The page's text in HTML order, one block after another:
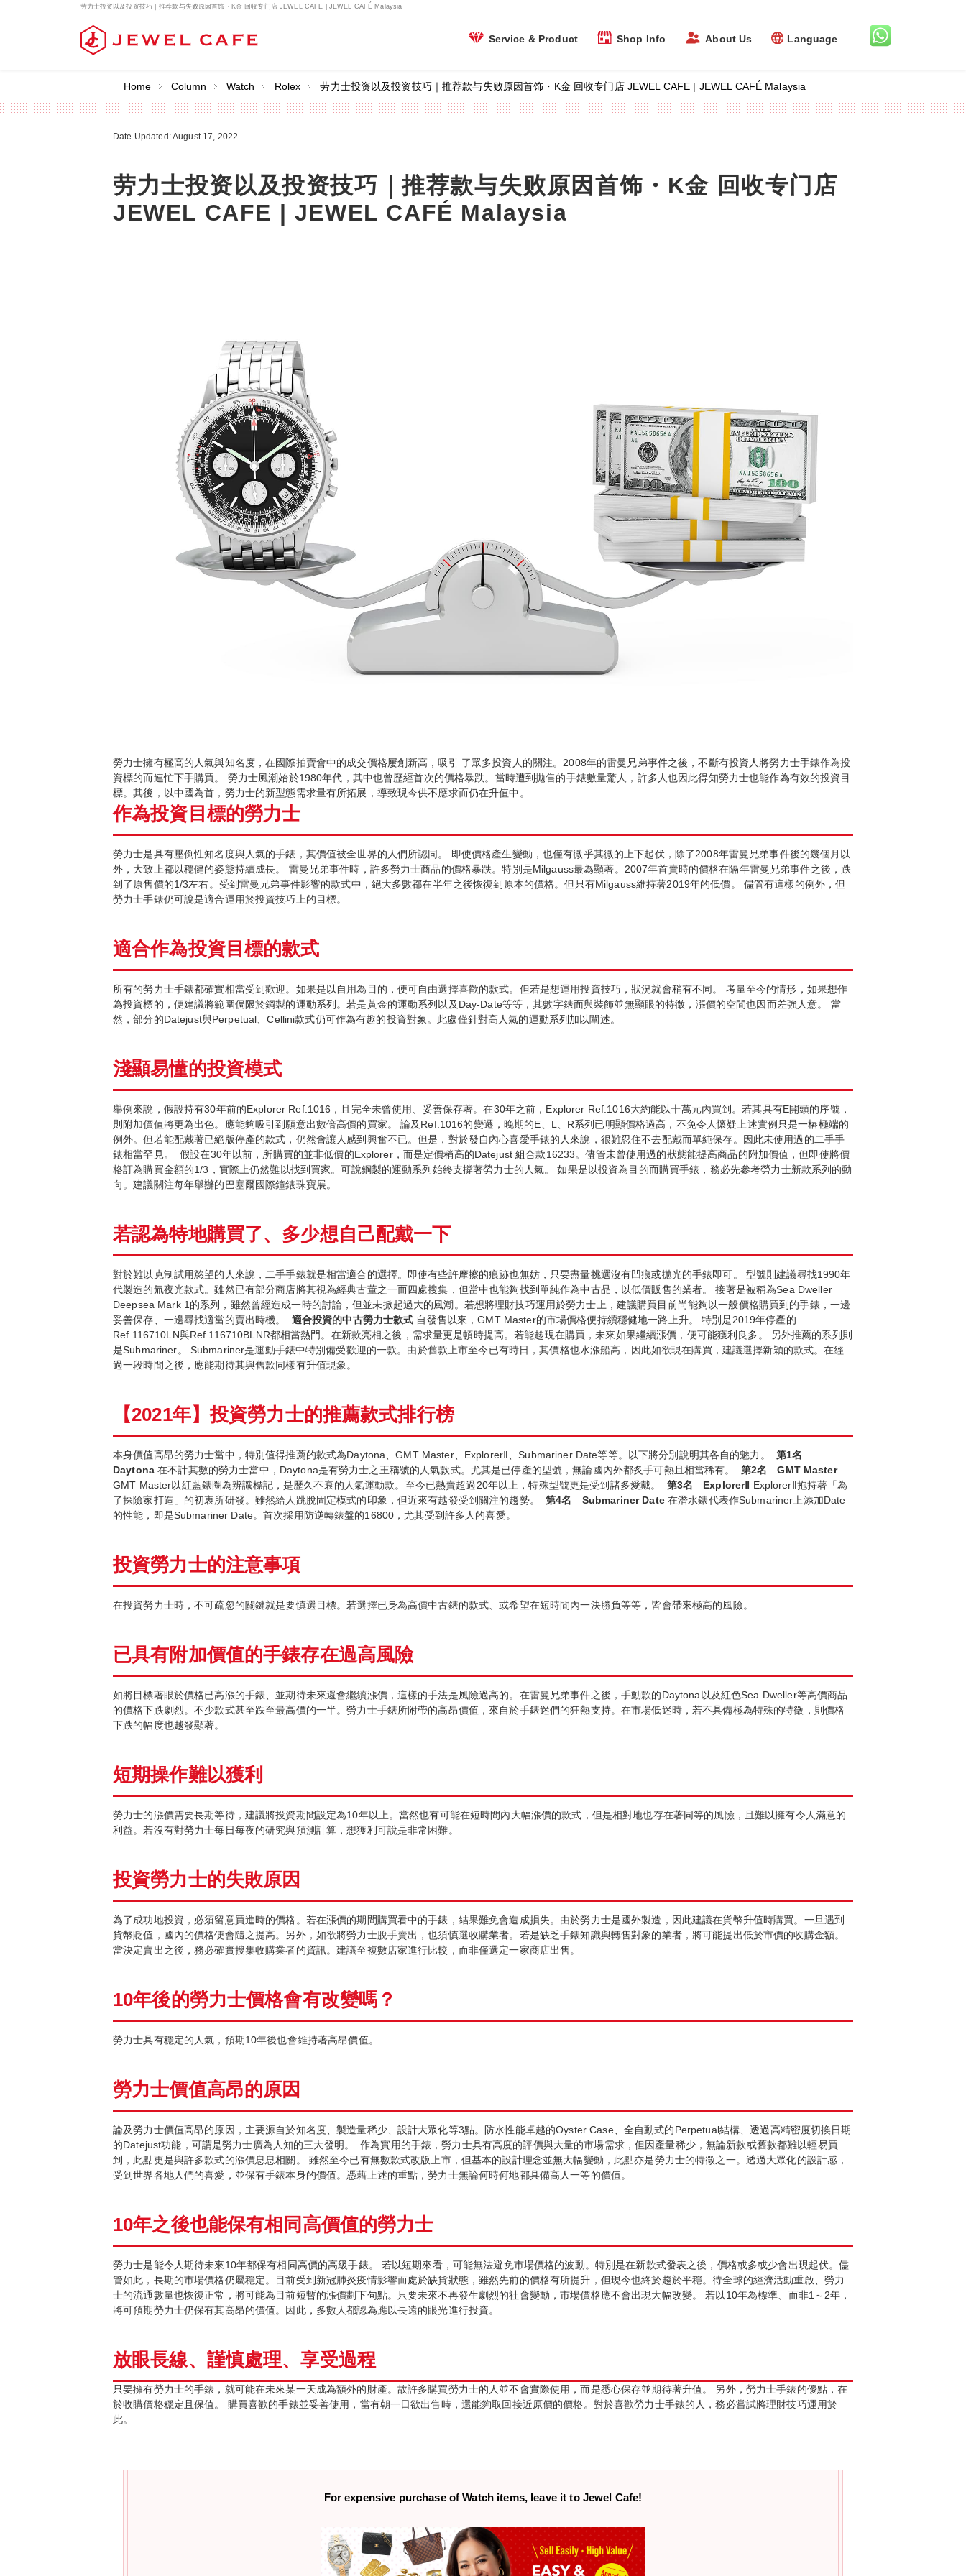
劳力士投资以及投资技巧｜推荐款与失败原因首饰・K金 回收专门店 JEWEL CAFE | JEWEL CAFÉ Malaysia
Service & Product Shop Info About Us Language
Home Column Watch Rolex 劳力士投资以及投资技巧｜推荐款与失败原因首饰・K金 回收专门店 JEWEL CAFE | JEWEL CAFÉ Malaysia
Date Updated: August 17, 2022
劳力士投资以及投资技巧｜推荐款与失败原因首饰・K金 回收专门店
JEWEL CAFE | JEWEL CAFÉ Malaysia
勞力士擁有極高的人氣與知名度，在國際拍賣會中的成交價格屢創新高，吸引 了眾多投資人的關注。2008年的雷曼兄弟事件之後，不斷有投資人將勞力士手錶作為投
資標的而連忙下手購買。 勞力士風潮始於1980年代，其中也曾歷經首次的價格暴跌。當時遭到拋售的手錶數量驚人，許多人也因此得知勞力士也能作為有效的投資目
標。其後，以中國為首，勞力士的新型態需求量有所拓展，導致現今供不應求而仍在升值中。
作為投資目標的勞力士
勞力士是具有壓倒性知名度與人氣的手錶，其價值被全世界的人們所認同。 即使價格產生變動，也僅有微乎其微的上下起伏，除了2008年雷曼兄弟事件後的幾個月以
外，大致上都以穩健的姿態持續成長。 雷曼兄弟事件時，許多勞力士商品的價格暴跌。特別是Milgauss最為顯著。2007年首賣時的價格在隔年雷曼兄弟事件之後，跌
到了原售價的1/3左右。受到雷曼兄弟事件影響的款式中，絕大多數都在半年之後恢復到原本的價格。但只有Milgauss維持著2019年的低價。 儘管有這樣的例外，但
勞力士手錶仍可說是適合運用於投資技巧上的目標。
適合作為投資目標的款式
所有的勞力士手錶都確實相當受到歡迎。如果是以自用為目的，便可自由選擇喜歡的款式。但若是想運用投資技巧，狀況就會稍有不同。 考量至今的情形，如果想作
為投資標的，便建議將範圍侷限於鋼製的運動系列。若是黃金的運動系列以及Day-Date等等，其數字錶面與裝飾並無顯眼的特徵，漲價的空間也因而差強人意。 當
然，部分的Datejust與Perpetual、Cellini款式仍可作為有趣的投資對象。此處僅針對高人氣的運動系列加以闡述。
淺顯易懂的投資模式
舉例來說，假設持有30年前的Explorer Ref.1016，且完全未曾使用、妥善保存著。在30年之前，Explorer Ref.1016大約能以十萬元內買到。若其具有E開頭的序號，
則附加價值將更為出色。應能夠吸引到願意出數倍高價的買家。 論及Ref.1016的變遷，晚期的E、L、R系列已明顯價格過高，不免令人懷疑上述實例只是一樁極端的
例外。但若能配戴著已絕版停產的款式，仍然會讓人感到興奮不已。但是，對於發自內心喜愛手錶的人來說，很難忍住不去配戴而單純保存。因此未使用過的二手手
錶相當罕見。
假設在30年以前，所購買的並非低價的Explorer，而是定價稍高的Datejust 組合款16233。儘管未曾使用過的狀態能提高商品的附加價值，但即使將價
格訂為購買金額的1/3，實際上仍然難以找到買家。可說鋼製的運動系列始終支撐著勞力士的人氣。 如果是以投資為目的而購買手錶，務必先參考勞力士新款系列的動
向。建議關注每年舉辦的巴塞爾國際鐘錶珠寶展。
若認為特地購買了、多少想自己配戴一下
對於難以克制試用慾望的人來說，二手手錶就是相當適合的選擇。即使有些許摩擦的痕跡也無妨，只要盡量挑選沒有凹痕或拋光的手錶即可。 型號則建議尋找1990年
代製造的氚夜光款式。雖然已有部分商店將其視為經典古董之一而四處搜集，但當中也能夠找到單純作為中古品，以低價販售的業者。 接著是被稱為Sea Dweller
Deepsea Mark 1的系列，雖然曾經造成一時的討論，但並未掀起過大的風潮。若想將理財技巧運用於勞力士上，建議購買目前尚能夠以一般價格購買到的手錶，一邊
妥善保存、一邊尋找適當的賣出時機。
適合投資的中古勞力士款式 自發售以來，GMT Master的市場價格便持續穩健地一路上升。 特別是2019年停產的
Ref.116710LN與Ref.116710BLNR都相當熱門。在新款亮相之後，需求量更是頓時提高。若能趁現在購買，未來如果繼續漲價，便可能獲利良多。 另外推薦的系列則
是Submariner。 Submariner是運動手錶中特別備受歡迎的一款。由於舊款上市至今已有時日，其價格也水漲船高，因此如欲現在購買，建議選擇新穎的款式。在經
過一段時間之後，應能期待其與舊款同樣有升值現象。
【2021年】投資勞力士的推薦款式排行榜
本身價值高昂的勞力士當中，特別值得推薦的款式為Daytona、GMT Master、ExplorerⅡ、Submariner Date等等。以下將分別說明其各自的魅力。 第1名
Daytona在不計其數的勞力士當中，Daytona是有勞力士之王稱號的人氣款式。尤其是已停產的型號，無論國內外都炙手可熱且相當稀有。 第2名GMT Master
GMT Master以紅藍錶圈為辨識標記，是歷久不衰的人氣運動款。至今已熱賣超過20年以上，特殊型號更是受到諸多愛戴。
第3名 ExplorerⅡ ExplorerⅡ抱持著「為
了探險家打造」的初衷所研發。雖然給人跳脫固定模式的印象，但近來有越發受到關注的趨勢。
第4名 Submariner Date在潛水錶代表作Submariner上添加Date
的性能，即是Submariner Date。首次採用防逆轉錶盤的16800，尤其受到許多人的喜愛。
投資勞力士的注意事項
在投資勞力士時，不可疏忽的關鍵就是要慎選目標。若選擇已身為高價中古錶的款式、或希望在短時間內一決勝負等等，皆會帶來極高的風險。
已具有附加價值的手錶存在過高風險
如將目標著眼於價格已高漲的手錶、並期待未來還會繼續漲價，這樣的手法是風險過高的。在雷曼兄弟事件之後，手動款的Daytona以及紅色Sea Dweller等高價商品
的價格下跌劇烈。不少款式甚至跌至最高價的一半。勞力士手錶所附帶的高昂價值，來自於手錶迷們的狂熱支持。在市場低迷時，若不具備極為特殊的特徵，則價格
下跌的幅度也越發顯著。
短期操作難以獲利
勞力士的漲價需要長期等待，建議將投資期間設定為10年以上。當然也有可能在短時間內大幅漲價的款式，但是相對地也存在著同等的風險，且難以擁有令人滿意的
利益。若沒有對勞力士每日每夜的研究與預測計算，想獲利可說是非常困難。
投資勞力士的失敗原因
為了成功地投資，必須留意買進時的價格。若在漲價的期間購買看中的手錶，結果難免會造成損失。由於勞力士是國外製造，因此建議在貨幣升值時購買。一旦遇到
貨幣貶值，國內的價格便會隨之提高。另外，如欲將勞力士脫手賣出，也須慎選收購業者。若是缺乏手錶知識與轉售對象的業者，將可能提出低於市價的收購金額。
當決定賣出之後，務必確實搜集收購業者的資訊。建議至複數店家進行比較，而非僅選定一家商店出售。
10年後的勞力士價格會有改變嗎？
勞力士具有穩定的人氣，預期10年後也會維持著高昂價值。
勞力士價值高昂的原因
論及勞力士價值高昂的原因，主要源自於知名度、製造量稀少、設計大眾化等3點。防水性能卓越的Oyster Case、全自動式的Perpetual結構、透過高精密度切換日期
的Datejust功能，可謂是勞力士廣為人知的三大發明。
作為實用的手錶，勞力士具有高度的評價與大量的市場需求，但因產量稀少，無論新款或舊款都難以輕易買
到，此點更是與許多款式的漲價息息相關。 雖然至今已有無數款式改版上市，但基本的設計理念並無大幅變動，此點亦是勞力士的特徵之一。透過大眾化的設計感，
受到世界各地人們的喜愛，並保有手錶本身的價值。憑藉上述的重點，勞力士無論何時何地都具備高人一等的價值。
10年之後也能保有相同高價值的勞力士
勞力士是能令人期待未來10年都保有相同高價的高級手錶。 若以短期來看，可能無法避免市場價格的波動。特別是在新款式發表之後，價格或多或少會出現起伏。儘
管如此，長期的市場價格仍屬穩定。目前受到新冠肺炎疫情影響而處於缺貨狀態，雖然先前的價格有所提升，但現今也終於趨於平穩。待全球的經濟活動重啟、勞力
士的流通數量也恢復正常，將可能為目前短暫的漲價劃下句點。只要未來不再發生劇烈的社會變動，市場價格應不會出現大幅改變。 若以10年為標準、而非1～2年，
將可預期勞力士仍保有其高昂的價值。因此，多數人都認為應以長遠的眼光進行投資。
放眼長線、謹慎處理、享受過程
只要擁有勞力士的手錶，就可能在未來某一天成為額外的財產。故許多購買勞力士的人並不會實際使用，而是悉心保存並期待著升值。 另外，勞力士手錶的優點，在
於收購價格穩定且保值。 購買喜歡的手錶並妥善使用，當有朝一日欲出售時，還能夠取回接近原價的價格。對於喜歡勞力士手錶的人，務必嘗試將理財技巧運用於
此。
For expensive purchase ofWatch items, leave it to Jewel Cafe!